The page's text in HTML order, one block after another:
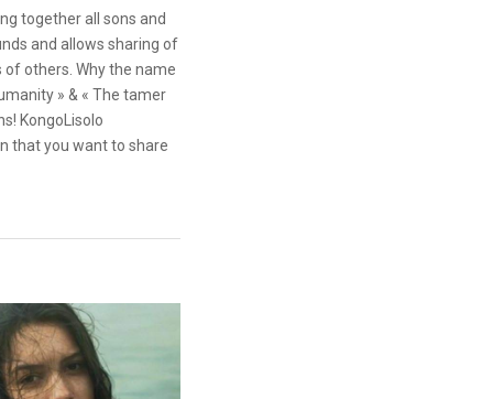
together all sons and
and allows sharing of
others. Why the name
» & « The tamer
KongoLisolo
that you want to share